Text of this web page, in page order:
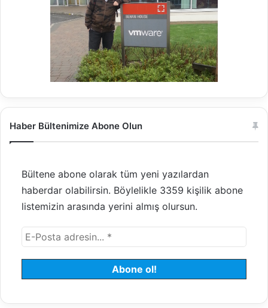
Haber Bültenimize Abone Olun
Bültene abone olarak tüm yeni yazılardan
haberdar olabilirsin. Böylelikle 3359 kişilik abone
listemizin arasında yerini almış olursun.